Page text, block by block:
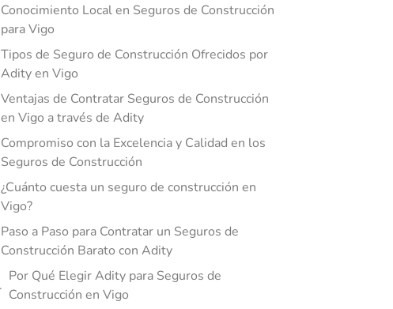
Conocimiento Local en Seguros de Construcción
para Vigo
Tipos de Seguro de Construcción Ofrecidos por
Adity en Vigo
Ventajas de Contratar Seguros de Construcción
en Vigo a través de Adity
Compromiso con la Excelencia y Calidad en los
Seguros de Construcción
¿Cuánto cuesta un seguro de construcción en
Vigo?
Paso a Paso para Contratar un Seguros de
Construcción Barato con Adity
Por Qué Elegir Adity para Seguros de
Construcción en Vigo